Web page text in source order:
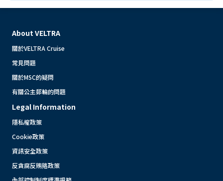
About VELTRA
關於VELTRA Cruise
常見問題
關於MSC的疑問
有關公主郵輪的問題
Legal Information
隱私權政策
Cookie政策
資訊安全政策
反貪腐反賄賂政策